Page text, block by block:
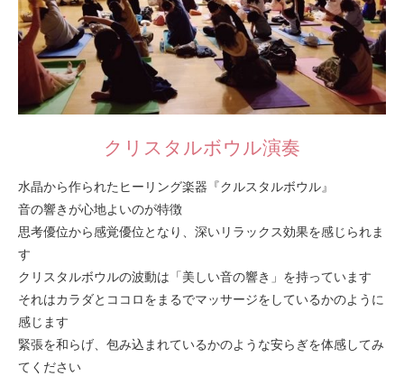
クリスタルボウル演奏
水晶から作られたヒーリング楽器『クルスタルボウル』
音の響きが心地よいのが特徴
思考優位から感覚優位となり、深いリラックス効果を感じられま
す
クリスタルボウルの波動は「美しい音の響き」を持っています
それはカラダとココロをまるでマッサージをしているかのように
感じます
緊張を和らげ、包み込まれているかのような安らぎを体感してみ
てください